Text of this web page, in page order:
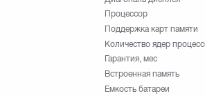
Процессор
Поддержка карт памяти
Количество ядер
Гарантия, мес
Встроенная память
Емкость батареи